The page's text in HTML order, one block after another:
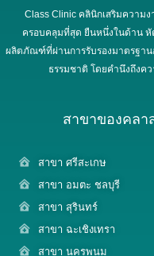
Class Clinic คลินิกเสริมความ
ครอบคลุมที่สุด ยืนหนึ่งในด้าน หั
ผลิตภัณฑ์ที่ผ่านการรับรองมาตรฐาน
ธรรมชาติ โดยคำนึงถึงค
สาขาของคล
สาขา ศรีสะเกษ
สาขา อมตะ ชลบุรี
สาขา สุรินทร์
สาขา ฉะเชิงเทรา
สาขา นครพนม